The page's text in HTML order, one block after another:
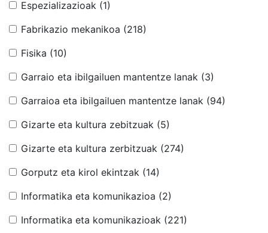
Espezializazioak (1)
Fabrikazio mekanikoa (218)
Fisika (10)
Garraio eta ibilgailuen mantentze lanak (3)
Garraioa eta ibilgailuen mantentze lanak (94)
Gizarte eta kultura zebitzuak (5)
Gizarte eta kultura zerbitzuak (274)
Gorputz eta kirol ekintzak (14)
Informatika eta komunikazioa (2)
Informatika eta komunikazioak (221)